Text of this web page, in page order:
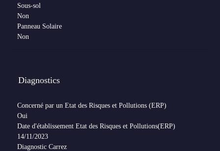
Sous-sol
Non
Panneau Solaire
Non
Diagnostics
Concerné par un Etat des Risques et Pollutions (ERP)
Oui
Date d'établissement Etat des Risques et Pollutions(ERP)
14/11/2023
Diagnostic Carrez